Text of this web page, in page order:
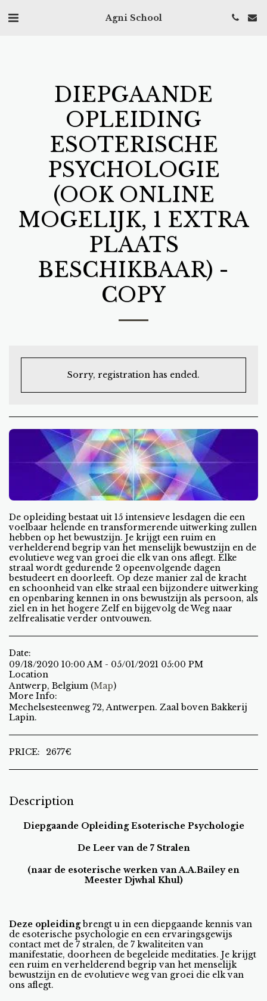
Agni School
DIEPGAANDE
OPLEIDING
ESOTERISCHE
PSYCHOLOGIE
(OOK ONLINE
MOGELIJK, 1 EXTRA
PLAATS
BESCHIKBAAR) -
COPY
Sorry, registration has ended.
De opleiding bestaat uit 15 intensieve lesdagen die een
voelbaar helende en transformerende uitwerking zullen
hebben op het bewustzijn. Je krijgt een ruim en
verhelderend begrip van het menselijk bewustzijn en de
evolutieve weg van groei die elk van ons aflegt. Elke
straal wordt gedurende 2 opeenvolgende dagen
bestudeert en doorleeft. Op deze manier zal de kracht
en schoonheid van elke straal een bijzondere uitwerking
en openbaring kennen in ons bewustzijn als persoon, als
ziel en in het hogere Zelf en bijgevolg de Weg naar
zelfrealisatie verder ontvouwen.
Date:
09/18/2020 10:00 AM - 05/01/2021 05:00 PM
Location
Antwerp, Belgium (Map)
More Info:
Mechelsesteenweg 72, Antwerpen. Zaal boven Bakkerij
Lapin.
PRICE: 2677€
Description
Diepgaande Opleiding Esoterische Psychologie
De Leer van de 7 Stralen
(naar de esoterische werken van A.A.Bailey en
Meester Djwhal Khul)
Deze opleidingbrengt u in een diepgaande kennis van
de esoterische psychologie en een ervaringsgewijs
contact met de 7 stralen, de 7 kwaliteiten van
manifestatie, doorheen de begeleide meditaties. Je krijgt
een ruim en verhelderend begrip van het menselijk
bewustzijn en de evolutieve weg van groei die elk van
ons aflegt.